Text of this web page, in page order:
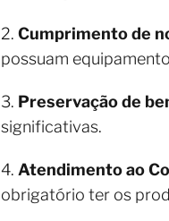
2. Cumprimento de
possuam
3. Preservação de
significativas.
4. Atendimento ao
obrigatório ter os